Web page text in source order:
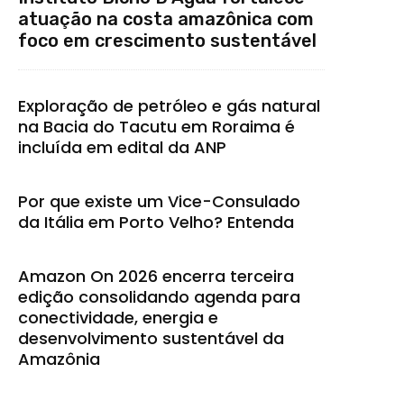
atuação na costa amazônica com
foco em crescimento sustentável
Exploração de petróleo e gás natural
na Bacia do Tacutu em Roraima é
incluída em edital da ANP
Por que existe um Vice-Consulado
da Itália em Porto Velho? Entenda
Amazon On 2026 encerra terceira
edição consolidando agenda para
conectividade, energia e
desenvolvimento sustentável da
Amazônia